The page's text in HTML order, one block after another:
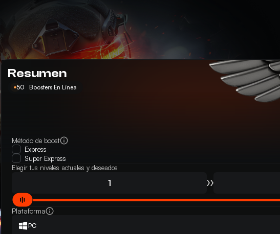
Resumen
50 Boosters En Línea
Método de boost
Express
Super Express
Elegir tus niveles actuales y deseados
Plataforma
PC